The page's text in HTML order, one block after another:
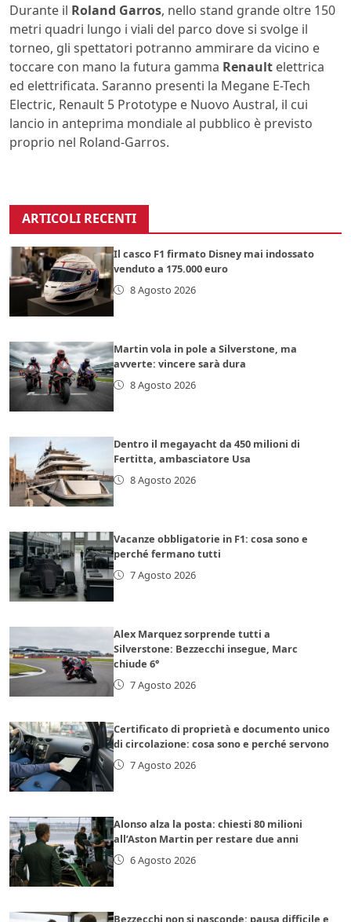
Durante il Roland Garros, nello stand grande oltre 150
metri quadri lungo i viali del parco dove si svolge il
torneo, gli spettatori potranno ammirare da vicino e
toccare con mano la futura gamma Renault elettrica
ed elettrificata. Saranno presenti la Megane E-Tech
Electric, Renault 5 Prototype e Nuovo Austral, il cui
lancio in anteprima mondiale al pubblico è previsto
proprio nel Roland-Garros.
ARTICOLI RECENTI
Il casco F1 firmato Disney mai indossato
venduto a 175.000 euro
8 Agosto 2026
Martin vola in pole a Silverstone, ma
avverte: vincere sarà dura
8 Agosto 2026
Dentro il megayacht da 450 milioni di
Fertitta, ambasciatore Usa
8 Agosto 2026
Vacanze obbligatorie in F1: cosa sono e
perché fermano tutti
7 Agosto 2026
Alex Marquez sorprende tutti a
Silverstone: Bezzecchi insegue, Marc
chiude 6°
7 Agosto 2026
Certificato di proprietà e documento unico
di circolazione: cosa sono e perché servono
7 Agosto 2026
Alonso alza la posta: chiesti 80 milioni
all’Aston Martin per restare due anni
6 Agosto 2026
Bezzecchi non si nasconde: pausa difficile e